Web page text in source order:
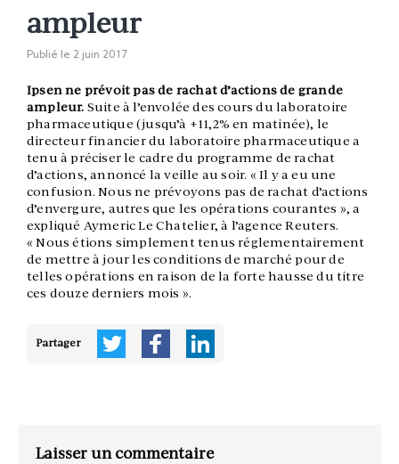
ampleur
Publié le 2 juin 2017
Ipsen ne prévoit pas de rachat d’actions de grande
ampleur. Suite à l’envolée des cours du laboratoire
pharmaceutique (jusqu’à +11,2% en matinée), le
directeur financier du laboratoire pharmaceutique a
tenu à préciser le cadre du programme de rachat
d’actions, annoncé la veille au soir. « Il y a eu une
confusion. Nous ne prévoyons pas de rachat d’actions
d’envergure, autres que les opérations courantes », a
expliqué Aymeric Le Chatelier, à l’agence Reuters.
« Nous étions simplement tenus réglementairement
de mettre à jour les conditions de marché pour de
telles opérations en raison de la forte hausse du titre
ces douze derniers mois ».
Partager
Laisser un commentaire